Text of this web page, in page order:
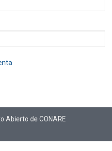
Abierto de CONARE